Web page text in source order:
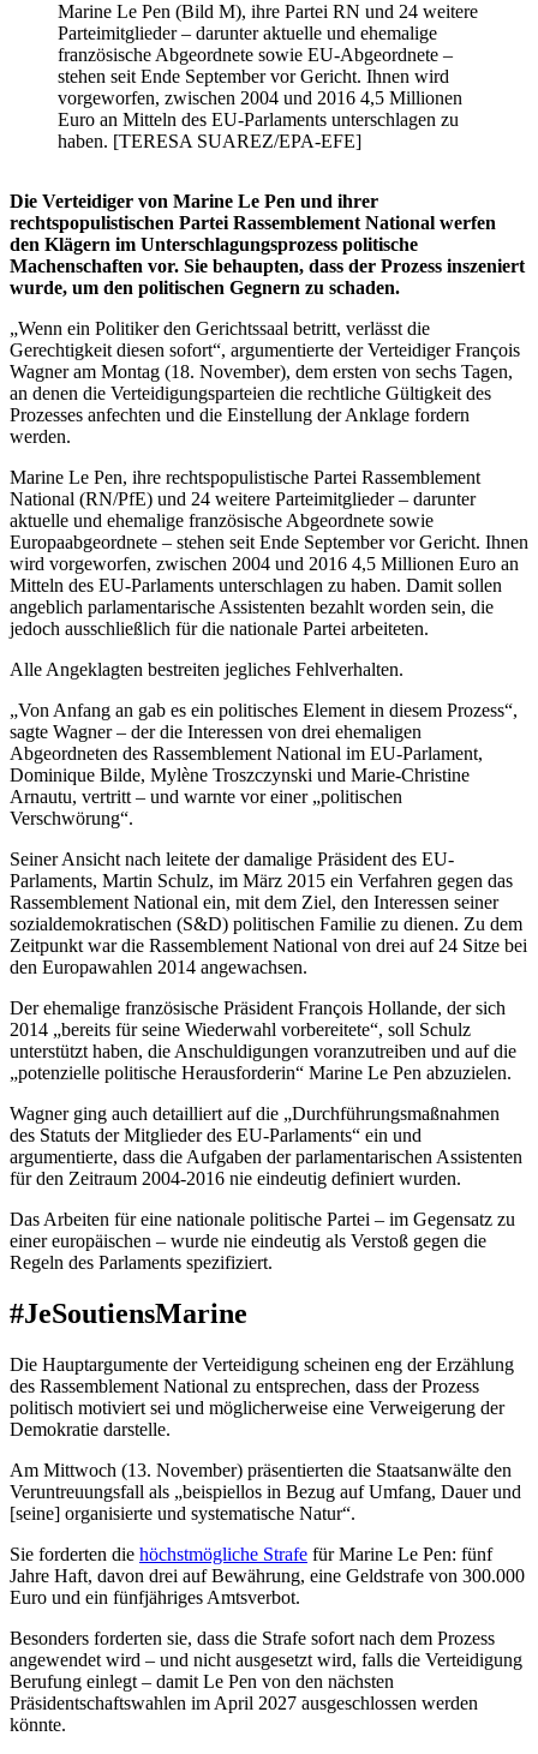
Marine Le Pen (Bild M), ihre Partei RN und 24 weitere
Parteimitglieder – darunter aktuelle und ehemalige
französische Abgeordnete sowie EU-Abgeordnete –
stehen seit Ende September vor Gericht. Ihnen wird
vorgeworfen, zwischen 2004 und 2016 4,5 Millionen
Euro an Mitteln des EU-Parlaments unterschlagen zu
haben. [TERESA SUAREZ/EPA-EFE]
Die Verteidiger von Marine Le Pen und ihrer
rechtspopulistischen Partei Rassemblement National werfen
den Klägern im Unterschlagungsprozess politische
Machenschaften vor. Sie behaupten, dass der Prozess inszeniert
wurde, um den politischen Gegnern zu schaden.
„Wenn ein Politiker den Gerichtssaal betritt, verlässt die
Gerechtigkeit diesen sofort“, argumentierte der Verteidiger François
Wagner am Montag (18. November), dem ersten von sechs Tagen,
an denen die Verteidigungsparteien die rechtliche Gültigkeit des
Prozesses anfechten und die Einstellung der Anklage fordern
werden.
Marine Le Pen, ihre rechtspopulistische Partei Rassemblement
National (RN/PfE) und 24 weitere Parteimitglieder – darunter
aktuelle und ehemalige französische Abgeordnete sowie
Europaabgeordnete – stehen seit Ende September vor Gericht. Ihnen
wird vorgeworfen, zwischen 2004 und 2016 4,5 Millionen Euro an
Mitteln des EU-Parlaments unterschlagen zu haben. Damit sollen
angeblich parlamentarische Assistenten bezahlt worden sein, die
jedoch ausschließlich für die nationale Partei arbeiteten.
Alle Angeklagten bestreiten jegliches Fehlverhalten.
„Von Anfang an gab es ein politisches Element in diesem Prozess“,
sagte Wagner – der die Interessen von drei ehemaligen
Abgeordneten des Rassemblement National im EU-Parlament,
Dominique Bilde, Mylène Troszczynski und Marie-Christine
Arnautu, vertritt – und warnte vor einer „politischen
Verschwörung“.
Seiner Ansicht nach leitete der damalige Präsident des EU-
Parlaments, Martin Schulz, im März 2015 ein Verfahren gegen das
Rassemblement National ein, mit dem Ziel, den Interessen seiner
sozialdemokratischen (S&D) politischen Familie zu dienen. Zu dem
Zeitpunkt war die Rassemblement National von drei auf 24 Sitze bei
den Europawahlen 2014 angewachsen.
Der ehemalige französische Präsident François Hollande, der sich
2014 „bereits für seine Wiederwahl vorbereitete“, soll Schulz
unterstützt haben, die Anschuldigungen voranzutreiben und auf die
„potenzielle politische Herausforderin“ Marine Le Pen abzuzielen.
Wagner ging auch detailliert auf die „Durchführungsmaßnahmen
des Statuts der Mitglieder des EU-Parlaments“ ein und
argumentierte, dass die Aufgaben der parlamentarischen Assistenten
für den Zeitraum 2004-2016 nie eindeutig definiert wurden.
Das Arbeiten für eine nationale politische Partei – im Gegensatz zu
einer europäischen – wurde nie eindeutig als Verstoß gegen die
Regeln des Parlaments spezifiziert.
#JeSoutiensMarine
Die Hauptargumente der Verteidigung scheinen eng der Erzählung
des Rassemblement National zu entsprechen, dass der Prozess
politisch motiviert sei und möglicherweise eine Verweigerung der
Demokratie darstelle.
Am Mittwoch (13. November) präsentierten die Staatsanwälte den
Veruntreuungsfall als „beispiellos in Bezug auf Umfang, Dauer und
[seine] organisierte und systematische Natur“.
Sie forderten die höchstmögliche Strafe für Marine Le Pen: fünf
Jahre Haft, davon drei auf Bewährung, eine Geldstrafe von 300.000
Euro und ein fünfjähriges Amtsverbot.
Besonders forderten sie, dass die Strafe sofort nach dem Prozess
angewendet wird – und nicht ausgesetzt wird, falls die Verteidigung
Berufung einlegt – damit Le Pen von den nächsten
Präsidentschaftswahlen im April 2027 ausgeschlossen werden
könnte.